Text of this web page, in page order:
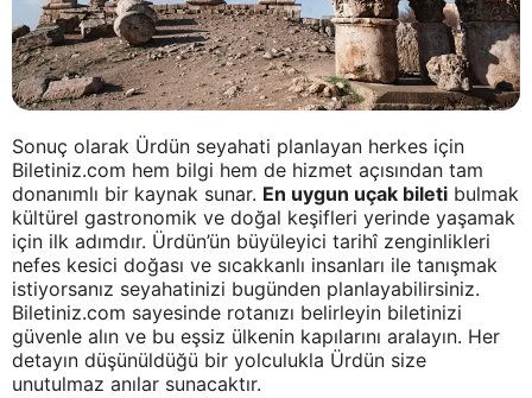
Sonuç olarak Ürdün seyahati planlayan herkes için
Biletiniz.com hem bilgi hem de hizmet açısından tam
donanımlı bir kaynak sunar. En uygun uçak bileti bulmak
kültürel gastronomik ve doğal keşifleri yerinde yaşamak
için ilk adımdır. Ürdün’ün büyüleyici tarihî zenginlikleri
nefes kesici doğası ve sıcakkanlı insanları ile tanışmak
istiyorsanız seyahatinizi bugünden planlayabilirsiniz.
Biletiniz.com sayesinde rotanızı belirleyin biletinizi
güvenle alın ve bu eşsiz ülkenin kapılarını aralayın. Her
detayın düşünüldüğü bir yolculukla Ürdün size
unutulmaz anılar sunacaktır.